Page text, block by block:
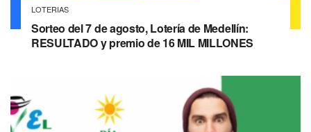
LOTERIAS
Sorteo del 7 de agosto, Lotería de Medellín:
RESULTADO y premio de 16 MIL MILLONES